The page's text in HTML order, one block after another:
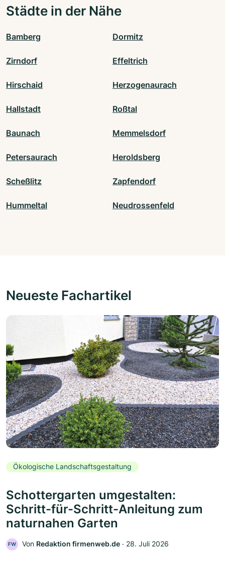
Städte in der Nähe
Bamberg Dormitz
Zirndorf Effeltrich
Hirschaid Herzogenaurach
Hallstadt Roßtal
Baunach Memmelsdorf
Petersaurach Heroldsberg
Scheßlitz Zapfendorf
Hummeltal Neudrossenfeld
Neueste Fachartikel
Ökologische Landschaftsgestaltung
Schottergarten umgestalten:
Schritt-für-Schritt-Anleitung zum
naturnahen Garten
FW Von Redaktion firmenweb.de ‧ 28. Juli 2026